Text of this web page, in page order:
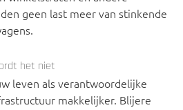
geen last meer van stinkende
het niet
leven als verantwoordelijke
makkelijker. Blijere